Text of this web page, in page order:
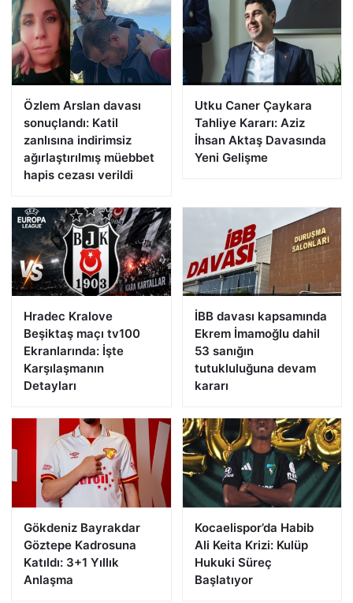
Özlem Arslan davası
sonuçlandı: Katil
zanlısına indirimsiz
ağırlaştırılmış müebbet
hapis cezası verildi
Utku Caner Çaykara
Tahliye Kararı: Aziz
İhsan Aktaş Davasında
Yeni Gelişme
Hradec Kralove
Beşiktaş maçı tv100
Ekranlarında: İşte
Karşılaşmanın
Detayları
İBB davası kapsamında
Ekrem İmamoğlu dahil
53 sanığın
tutukluluğuna devam
kararı
Gökdeniz Bayrakdar
Göztepe Kadrosuna
Katıldı: 3+1 Yıllık
Anlaşma
Kocaelispor’da Habib
Ali Keita Krizi: Kulüp
Hukuki Süreç
Başlatıyor